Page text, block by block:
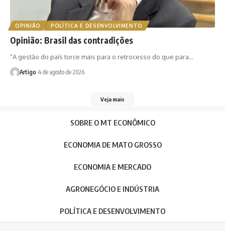
OPINIÃO POLÍTICA E DESENVOLVIMENTO
Opinião: Brasil das contradições
“A gestão do país torce mais para o retrocesso do que para…
Artigo 4 de agosto de 2026
Veja mais
SOBRE O MT ECONÔMICO
ECONOMIA DE MATO GROSSO
ECONOMIA E MERCADO
AGRONEGÓCIO E INDÚSTRIA
POLÍTICA E DESENVOLVIMENTO